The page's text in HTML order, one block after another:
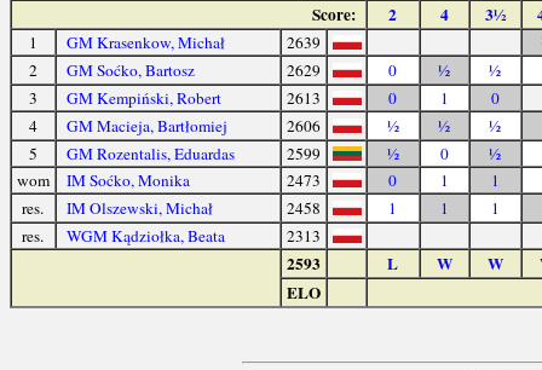
Score:
2 4 3½
1 GM Krasenkow, Michał 2639
2
GM Soćko, Bartosz 2629 0 ½
½
3
GM Kempiński, Robert 2613 0 1
0
4
GM Macieja, Bartłomiej 2606 ½ ½
½
5
GM Rozentalis, Eduardas 2599 ½ 0
½
wom
IM Soćko, Monika 2473 0 1
1
res.
IM Olszewski, Michał 2458 1 1
1
res.
WGM Kądziołka, Beata 2313
2593 L W W
ELO